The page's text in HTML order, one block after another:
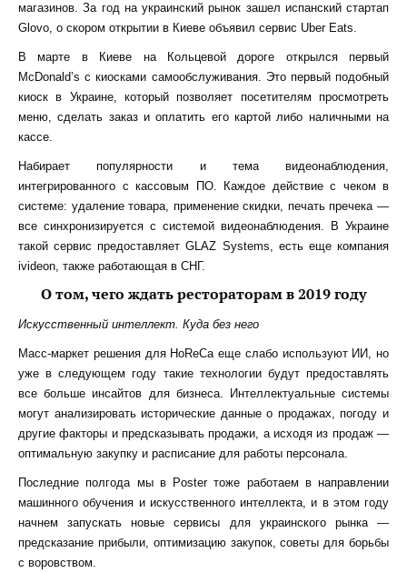
магазинов. За год на украинский рынок зашел испанский стартап
Glovo, о скором открытии в Киеве объявил сервис Uber Eats.
В марте в Киеве на Кольцевой дороге открылся первый
McDonald’s с киосками самообслуживания. Это первый подобный
киоск в Украине, который позволяет посетителям просмотреть
меню, сделать заказ и оплатить его картой либо наличными на
кассе.
Набирает популярности и тема видеонаблюдения,
интегрированного с кассовым ПО. Каждое действие с чеком в
системе: удаление товара, применение скидки, печать пречека —
все синхронизируется с системой видеонаблюдения. В Украине
такой сервис предоставляет GLAZ Systems, есть еще компания
ivideon, также работающая в СНГ.
О том, чего ждать рестораторам в 2019 году
Искусственный интеллект. Куда без него
Масс-маркет решения для HoReCa еще слабо используют ИИ, но
уже в следующем году такие технологии будут предоставлять
все больше инсайтов для бизнеса.
Интеллектуальные системы
могут анализировать исторические данные о продажах, погоду и
другие факторы и предсказывать продажи, а исходя из продаж —
оптимальную закупку и расписание для работы персонала.
Последние полгода мы в Poster тоже работаем в направлении
машинного обучения и искусственного интеллекта, и в этом году
начнем запускать новые сервисы для украинского рынка —
предсказание прибыли, оптимизацию закупок, советы для борьбы
с воровством.